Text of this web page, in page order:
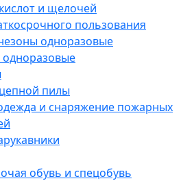
и щелочей
пользования
одноразовые
одноразовые
пилы
и снаряжение пожарных
обувь и спецобувь